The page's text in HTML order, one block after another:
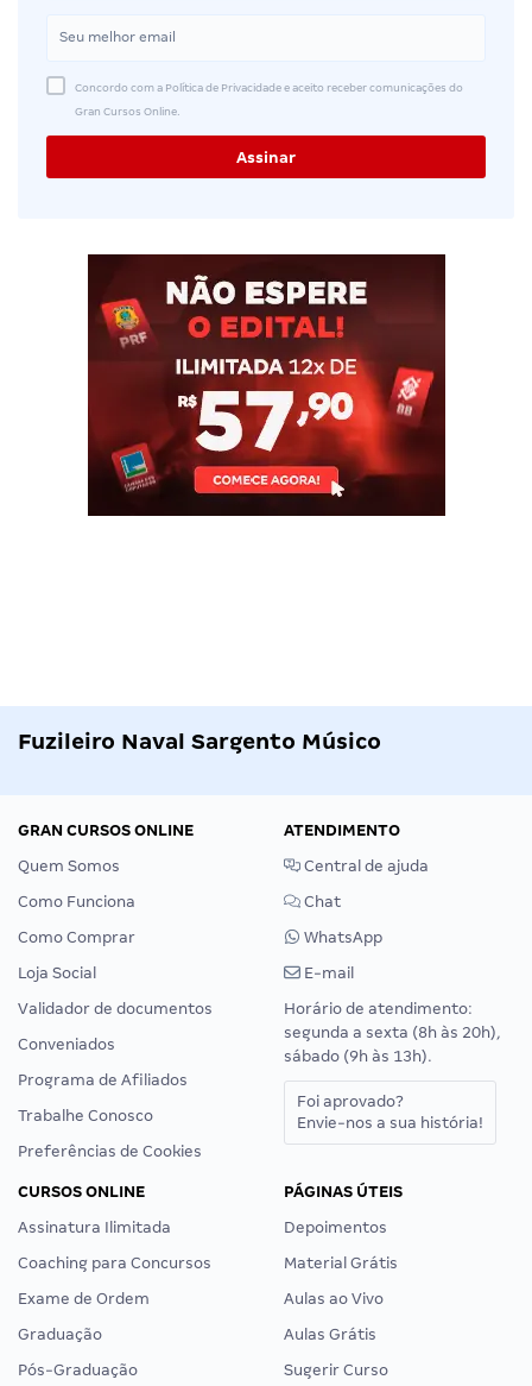
Concordo com a Política de Privacidade e aceito receber comunicações do
Gran Cursos Online.
Fuzileiro Naval Sargento Músico
GRAN CURSOS ONLINE
Quem Somos
Como Funciona
Como Comprar
Loja Social
Validador de documentos
Conveniados
Programa de Afiliados
Trabalhe Conosco
Preferências de Cookies
ATENDIMENTO
Central de ajuda
Chat
WhatsApp
E-mail
Horário de atendimento:
segunda a sexta (8h às 20h),
sábado (9h às 13h).
Foi aprovado?
Envie-nos a sua história!
CURSOS ONLINE
Assinatura Ilimitada
Coaching para Concursos
Exame de Ordem
Graduação
Pós-Graduação
PÁGINAS ÚTEIS
Depoimentos
Material Grátis
Aulas ao Vivo
Aulas Grátis
Sugerir Curso